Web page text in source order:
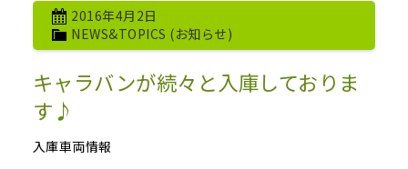
2016年4月2日
NEWS&TOPICS (お知らせ)
キャラバンが続々と入庫しておりま
す♪
入庫車両情報